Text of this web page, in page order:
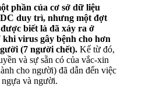
phần của cơ sở dữ liệu
duy trì, nhưng một đợt
biết là đã xảy ra ở
khi virus gây bệnh cho hơn
(7 người chết). Kể từ đó,
và sự sẵn có của vắc-xin
cho người) đã dẫn đến việc
và người.